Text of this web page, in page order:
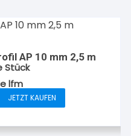
AP 10 mm 2,5 m
Stück
lfm
JETZT KAUFEN